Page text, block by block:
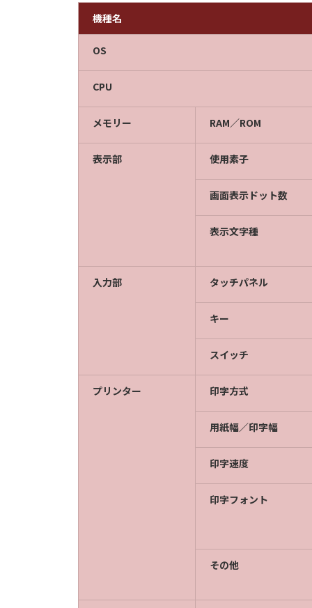
機種名
OS
CPU
メモリー RAM／ROM
表示部 使用素子
画面表示ドット数
表示文字種
入力部 タッチパネル
キー
スイッチ
プリンター 印字方式
用紙幅／印字幅
印字速度
印字フォント
その他